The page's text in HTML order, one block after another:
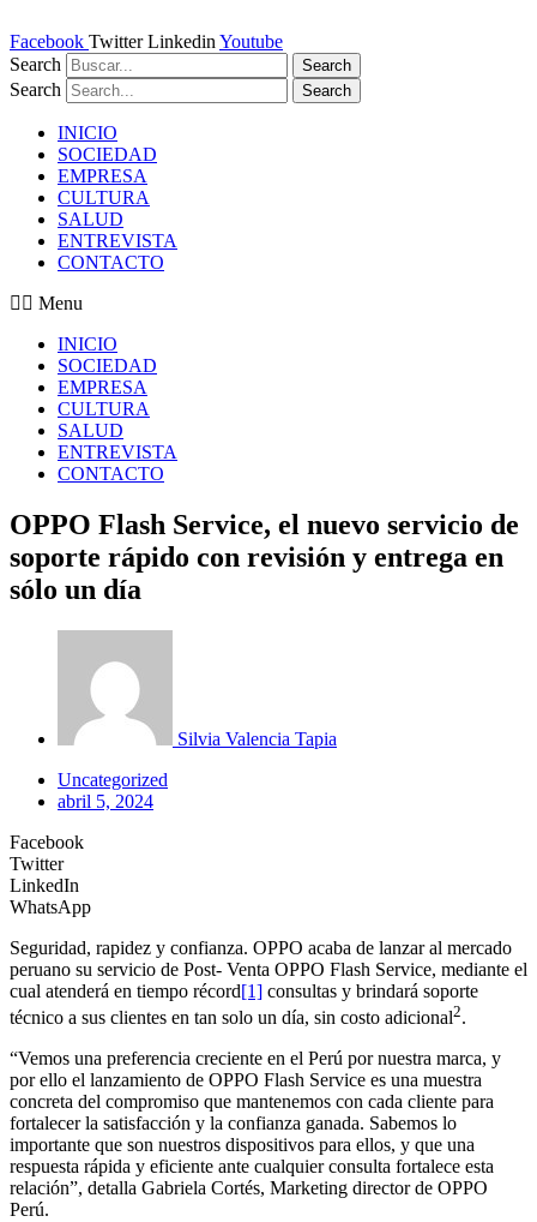
al
contenido
Facebook Twitter Linkedin Youtube
Search
Search
Search Search
INICIO
SOCIEDAD
EMPRESA
CULTURA
SALUD
ENTREVISTA
CONTACTO
Menu
INICIO
SOCIEDAD
EMPRESA
CULTURA
SALUD
ENTREVISTA
CONTACTO
OPPO Flash Service, el nuevo servicio de
soporte rápido con revisión y entrega en
sólo un día
Silvia Valencia Tapia
Uncategorized
abril 5, 2024
Facebook
Twitter
LinkedIn
WhatsApp
Seguridad, rapidez y confianza. OPPO acaba de lanzar al mercado
peruano su servicio de Post- Venta OPPO Flash Service, mediante el
cual atenderá en tiempo récord[1] consultas y brindará soporte
técnico a sus clientes en tan solo un día, sin costo adicional2.
“Vemos una preferencia creciente en el Perú por nuestra marca, y
por ello el lanzamiento de OPPO Flash Service es una muestra
concreta del compromiso que mantenemos con cada cliente para
fortalecer la satisfacción y la confianza ganada. Sabemos lo
importante que son nuestros dispositivos para ellos, y que una
respuesta rápida y eficiente ante cualquier consulta fortalece esta
relación”, detalla Gabriela Cortés, Marketing director de OPPO
Perú.